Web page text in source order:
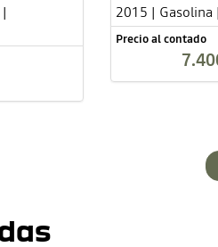
2015 |
Precio al contado